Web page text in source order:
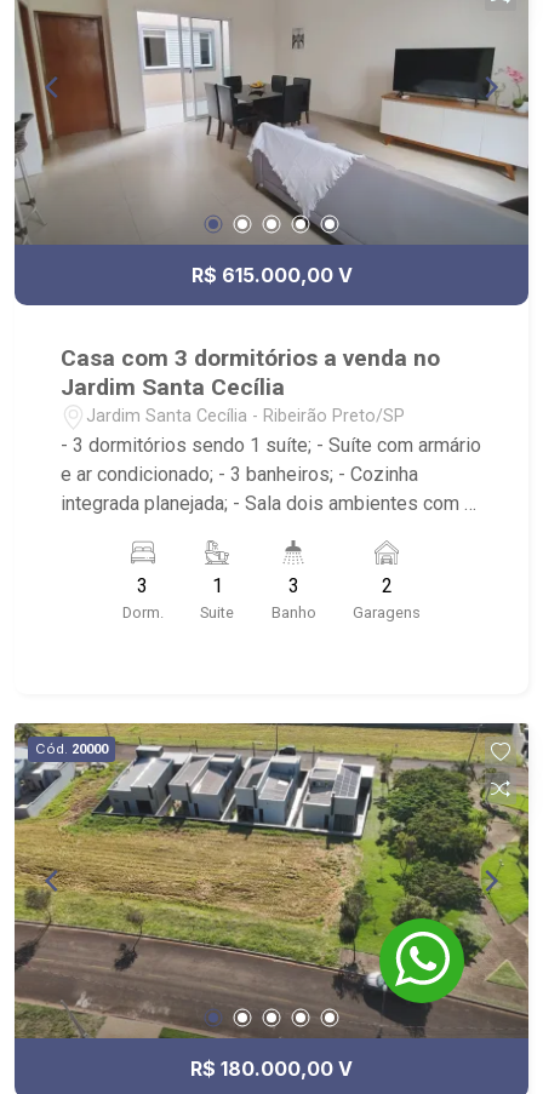
R$ 615.000,00 V
Casa com 3 dormitórios a venda no
Jardim Santa Cecília
Jardim Santa Cecília - Ribeirão Preto/SP
- 3 dormitórios sendo 1 suíte; - Suíte com armário
e ar condicionado; - 3 banheiros; - Cozinha
integrada planejada; - Sala dois ambientes com ar
churrasqueira; - Corredor lateral; - Próximo ao
Espaço Bonfim, Waleli Hair, Coquet`s Creperia e
EventosCabral Minimercado
3
Dorm.
1
Suite
3
Banho
2
Garagens
Cód. 20000
R$ 180.000,00 V